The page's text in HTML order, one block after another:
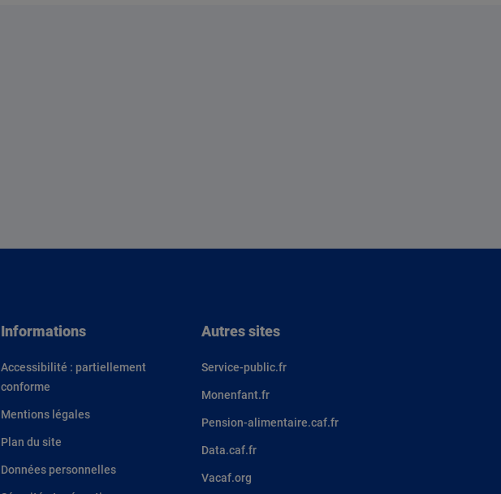
Informations
Accessibilité : partiellement
conforme
Mentions légales
Plan du site
Données personnelles
Autres sites
Service-public.fr
Monenfant.fr
Pension-alimentaire.caf.fr
Data.caf.fr
Vacaf.org